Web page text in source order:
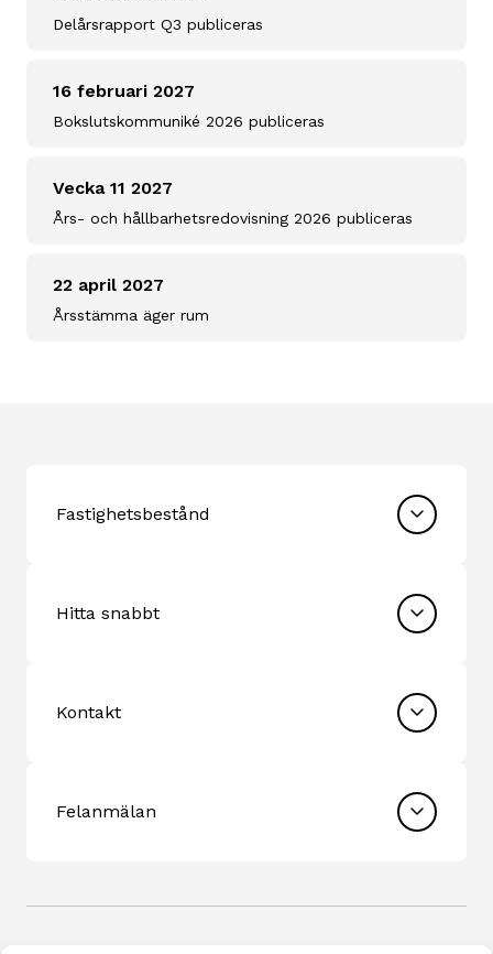
Delårsrapport Q3 publiceras
16 februari 2027
Bokslutskommuniké 2026 publiceras
Vecka 11 2027
Års- och hållbarhetsredovisning 2026 publiceras
22 april 2027
Årsstämma äger rum
Fastighetsbestånd
Hitta snabbt
Kontakt
Felanmälan